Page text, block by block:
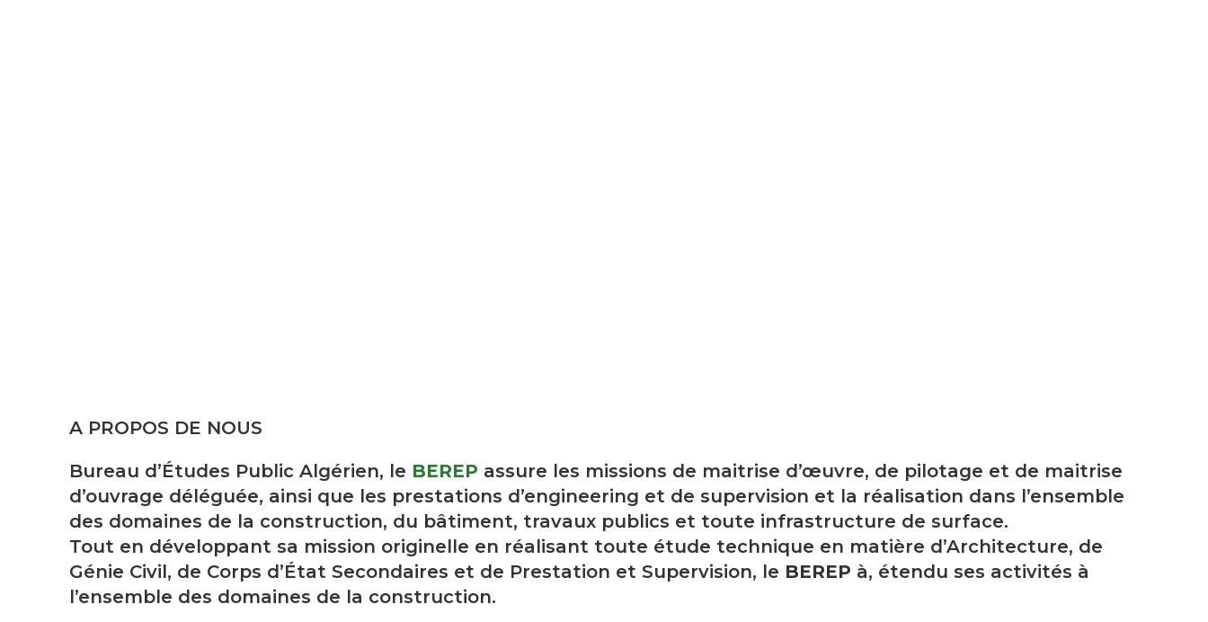
A PROPOS DE NOUS
Bureau d’Études Public Algérien, le BEREP assure les missions de maitrise d’œuvre, de pilotage et de maitrise
d’ouvrage déléguée, ainsi que les prestations d’engineering et de supervision et la réalisation dans l’ensemble
des domaines de la construction, du bâtiment, travaux publics et toute infrastructure de surface.
Tout en développant sa mission originelle en réalisant toute étude technique en matière d’Architecture, de
Génie Civil, de Corps d’État Secondaires et de Prestation et Supervision, le BEREP à, étendu ses activités à
l’ensemble des domaines de la construction.